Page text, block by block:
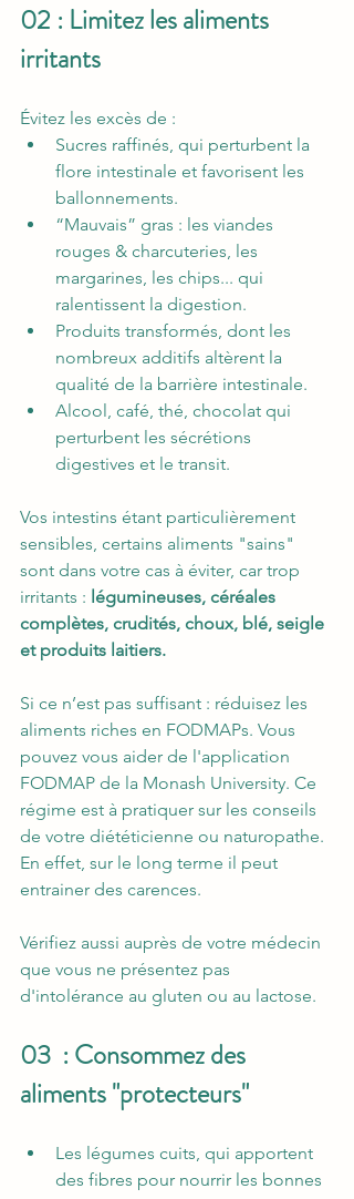
02 : Limitez les aliments
irritants
Évitez les excès de :
Sucres raffinés, qui perturbent la
flore intestinale et favorisent les
ballonnements.
“Mauvais” gras : les viandes
rouges & charcuteries, les
margarines, les chips... qui
ralentissent la digestion.
Produits transformés, dont les
nombreux additifs altèrent la
qualité de la barrière intestinale.
Alcool, café, thé, chocolat qui
perturbent les sécrétions
digestives et le transit.
Vos intestins étant particulièrement
sensibles, certains aliments "sains"
sont dans votre cas à éviter, car trop
irritants : légumineuses, céréales
complètes, crudités, choux, blé, seigle
et produits laitiers.
Si ce n’est pas suffisant : réduisez les
aliments riches en FODMAPs. Vous
pouvez vous aider de l'application
FODMAP de la Monash University. Ce
régime est à pratiquer sur les conseils
de votre diététicienne ou naturopathe.
En effet, sur le long terme il peut
entrainer des carences.
Vérifiez aussi auprès de votre médecin
que vous ne présentez pas
d'intolérance au gluten ou au lactose.
03  : Consommez des
aliments "protecteurs"
Les légumes cuits, qui apportent
des fibres pour nourrir les bonnes